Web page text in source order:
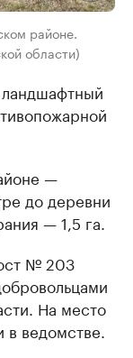
районе.
области)
—
до деревни
— 1,5 га.
№ 203
На место
в ведомстве.